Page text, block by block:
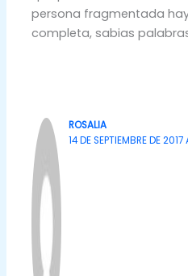
persona fragmentada
completa, sabias
ROSALIA
14 DE SEPTIEMBRE DE 2017